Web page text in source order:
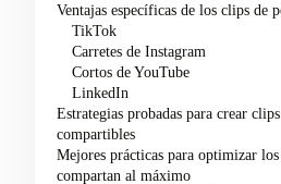
Ventajas específicas de los clips de
TikTok
Carretes de Instagram
Cortos de YouTube
LinkedIn
Estrategias probadas para crear
compartibles
Mejores prácticas para optimizar
compartan al máximo